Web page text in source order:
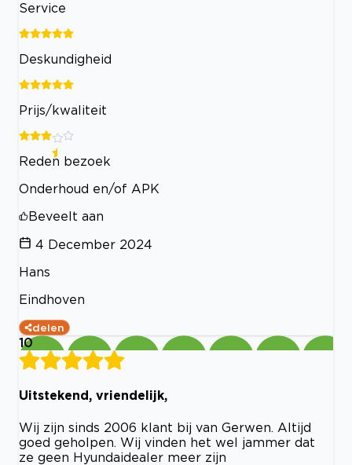
Service
Deskundigheid
Prijs/kwaliteit
Reden bezoek
Onderhoud en/of APK
Beveelt aan
4 December 2024
Hans
Eindhoven
delen
10
Uitstekend, vriendelijk,
Wij zijn sinds 2006 klant bij van Gerwen. Altijd
goed geholpen. Wij vinden het wel jammer dat
ze geen Hyundaidealer meer zijn